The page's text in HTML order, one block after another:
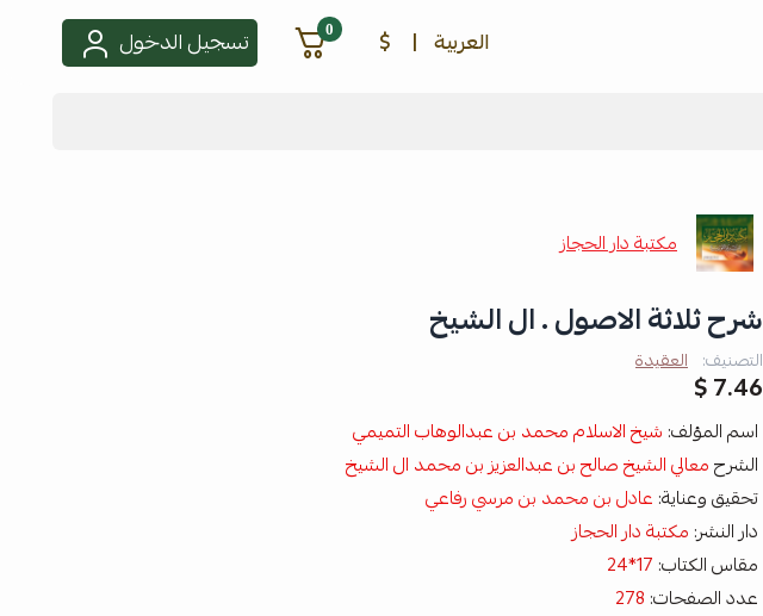
العربية |
$
0 تسجيل الدخول
مكتبة دار الحجاز
شرح ثلاثة الاصول . ال الشيخ
التصنيف: العقيدة
7.46 $
اسم المؤلف: شيخ الاسلام محمد بن عبدالوهاب التميمي
الشرحمعالي الشيخ صالح بن عبدالعزيز بن محمد ال الشيخ
تحقيق وعناية: عادل بن محمد بن مرسي رفاعي
دار النشر: مكتبة دار الحجاز
مقاس الكتاب: 17*24
عدد الصفحات: